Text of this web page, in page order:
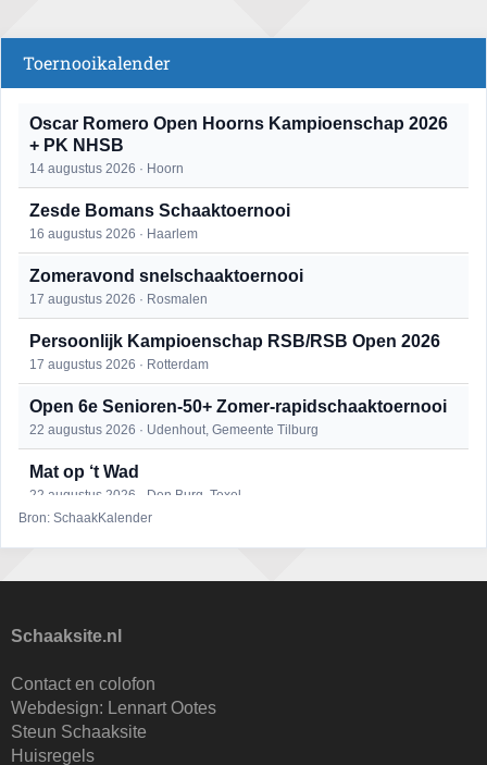
Toernooikalender
Oscar Romero Open Hoorns Kampioenschap 2026
+ PK NHSB
14 augustus 2026 · Hoorn
Zesde Bomans Schaaktoernooi
16 augustus 2026 · Haarlem
Zomeravond snelschaaktoernooi
17 augustus 2026 · Rosmalen
Persoonlijk Kampioenschap RSB/RSB Open 2026
17 augustus 2026 · Rotterdam
Open 6e Senioren-50+ Zomer-rapidschaaktoernooi
22 augustus 2026 · Udenhout, Gemeente Tilburg
Mat op ‘t Wad
22 augustus 2026 · Den Burg, Texel
23 augustus 2026 · Utrecht
25 augustus 2026 · Bunschoten-Spakenburg
Nazomervierkampentoernooi 2026
28 augustus 2026 · Assen
Bron: SchaakKalender
Schaaksite.nl
Contact en colofon
Webdesign: Lennart Ootes
Steun Schaaksite
Huisregels